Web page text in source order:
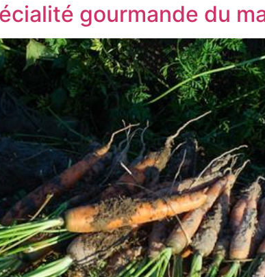
gourmande du